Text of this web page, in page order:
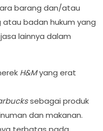
barang dan/atau
atau badan hukum yang
lainnya dalam
H&Myang erat
sebagai produk
dan makanan.